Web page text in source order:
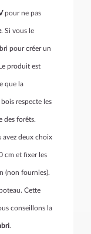
pour ne pas
. Si vous le
pour créer un
produit est
que la
respecte les
des forêts.
avez deux choix
cm et fixer les
(non fournies).
Cette
conseillons la
.